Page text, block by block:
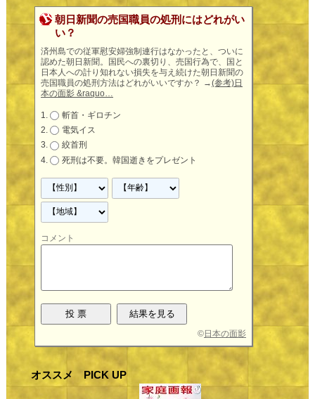
朝日新聞の売国職員の処刑にはどれがい
い？
済州島での従軍慰安婦強制連行はなかったと、ついに
認めた朝日新聞。国民への裏切り、売国行為で、国と
日本人への計り知れない損失を与え続けた朝日新聞の
売国職員の処刑方法はどれがいいですか？ →(参考)日
本の面影 &raquo…
斬首・ギロチン
電気イス
絞首刑
死刑は不要。韓国逝きをプレゼント
コメント
©日本の面影
オススメ PICK UP